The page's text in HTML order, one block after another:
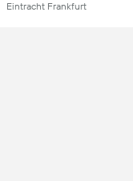
Eintracht Frankfurt